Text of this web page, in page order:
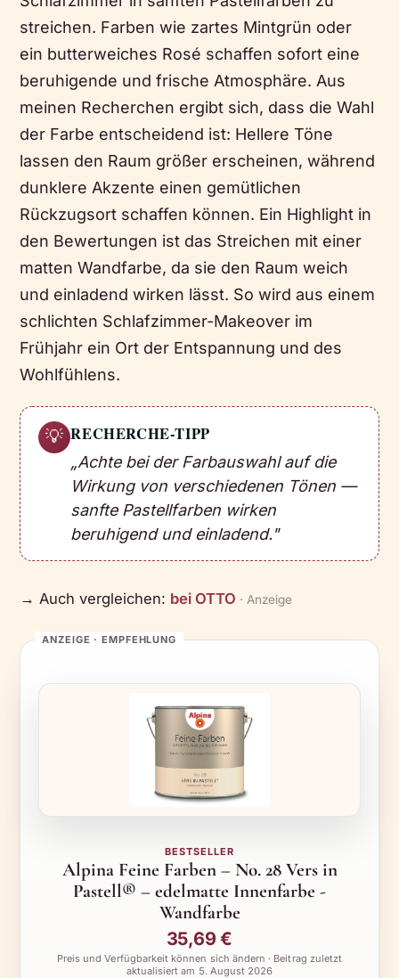
streichen. Farben wie zartes Mintgrün oder
ein butterweiches Rosé schaffen sofort eine
beruhigende und frische Atmosphäre. Aus
meinen Recherchen ergibt sich, dass die Wahl
der Farbe entscheidend ist: Hellere Töne
lassen den Raum größer erscheinen, während
dunklere Akzente einen gemütlichen
Rückzugsort schaffen können. Ein Highlight in
den Bewertungen ist das Streichen mit einer
matten Wandfarbe, da sie den Raum weich
und einladend wirken lässt. So wird aus einem
schlichten Schlafzimmer-Makeover im
Frühjahr ein Ort der Entspannung und des
Wohlfühlens.
💡 RECHERCHE-TIPP
„Achte bei der Farbauswahl auf die
Wirkung von verschiedenen Tönen —
sanfte Pastellfarben wirken
beruhigend und einladend."
→ Auch vergleichen: bei OTTO · Anzeige
BESTSELLER
Alpina Feine Farben – No. 28 Vers in
Pastell® – edelmatte Innenfarbe -
Wandfarbe
35,69 €
Preis und Verfügbarkeit können sich ändern · Beitrag zuletzt
aktualisiert am 5. August 2026